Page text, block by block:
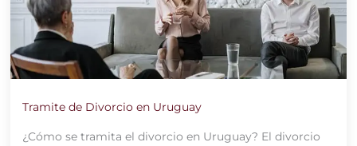
Tramite de Divorcio en Uruguay
¿Cómo se tramita el divorcio en Uruguay? El divorcio